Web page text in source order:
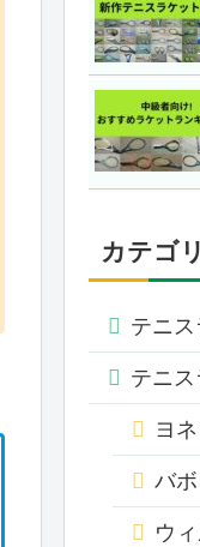
カテゴ
テニ
テニ
ヨ
バボ
ウ